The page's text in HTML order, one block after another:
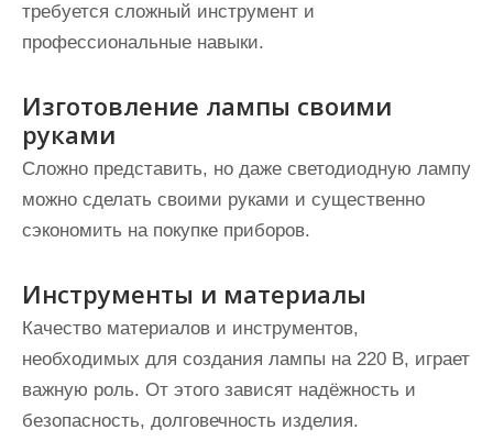
требуется сложный инструмент и
профессиональные навыки.
Изготовление лампы своими
руками
Сложно представить, но даже светодиодную лампу
можно сделать своими руками и существенно
сэкономить на покупке приборов.
Инструменты и материалы
Качество материалов и инструментов,
необходимых для создания лампы на 220 В, играет
важную роль. От этого зависят надёжность и
безопасность, долговечность изделия.